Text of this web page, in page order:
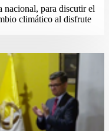
nacional, para discutir el
climático al disfrute